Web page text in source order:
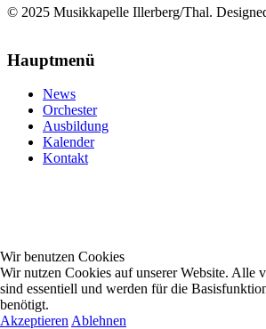
© 2025 Musikkapelle Illerberg/Thal.
Hauptmenü
News
Orchester
Ausbildung
Kalender
Kontakt
Wir benutzen Cookies
Wir nutzen Cookies auf unserer Website. Alle
sind essentiell und werden für die
benötigt.
Akzeptieren Ablehnen